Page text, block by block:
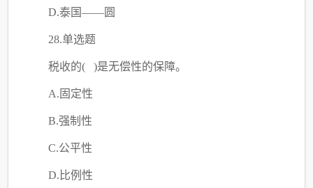
D.泰国——圆
28.单选题
税收的( )是无偿性的保障。
A.固定性
B.强制性
C.公平性
D.比例性